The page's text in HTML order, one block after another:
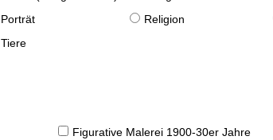
Porträt Religion
Tiere
Figurative Malerei 1900-30er Jahre